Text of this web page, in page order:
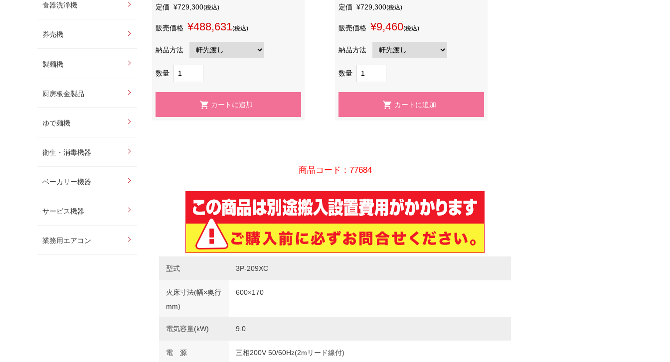
食器洗浄機
券売機
製麺機
厨房板金製品
ゆで麺機
衛生・消毒機器
ベーカリー機器
サービス機器
業務用エアコン
定価 ¥729,300(税込)
販売価格 ¥488,631(税込)
納品方法
数量
定価 ¥729,300(税込)
販売価格 ¥9,460(税込)
納品方法
数量
商品コード：77684
型式 3P-209XC
火床寸法(幅×奥行
mm)
600×170
電気容量(kW) 9.0
電 源 三相200V 50/60Hz(2mリード線付)